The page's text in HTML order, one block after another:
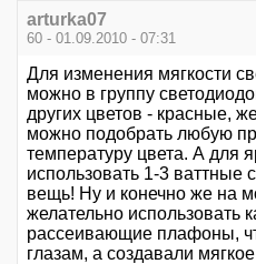
arturka07
60 - 01.09.2010 - 07:31
Для изменения мягкости
можно в группу
других цветов - красные,
можно подобрать любую
температуру цвета. А для
использовать 1-3 ваттные
вещь! Ну и конечно же на
желательно использовать
рассеивающие плафоны,
глазам, а создавали